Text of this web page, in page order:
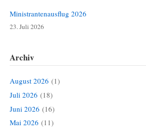
Ministrantenausflug 2026
23. Juli 2026
Archiv
August 2026 (1)
Juli 2026 (18)
Juni 2026 (16)
Mai 2026 (11)